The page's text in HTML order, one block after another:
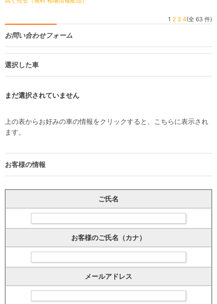
1 2 3 4(全 63 件)
お問い合わせフォーム
選択した車
まだ選択されていません
上の表からお好みの車の情報をクリックすると、こちらに表示され
ます。
お客様の情報
ご氏名
お客様のご氏名（カナ）
メールアドレス